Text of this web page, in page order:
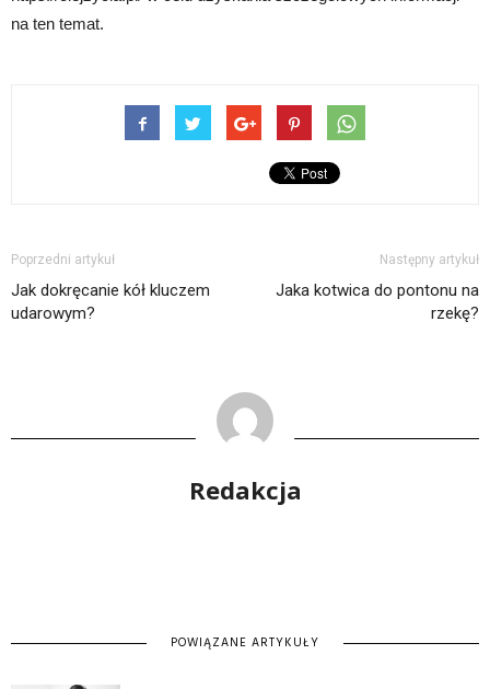
na ten temat.
Poprzedni artykuł
Jak dokręcanie kół kluczem
udarowym?
Następny artykuł
Jaka kotwica do pontonu na
rzekę?
Redakcja
POWIĄZANE ARTYKUŁY